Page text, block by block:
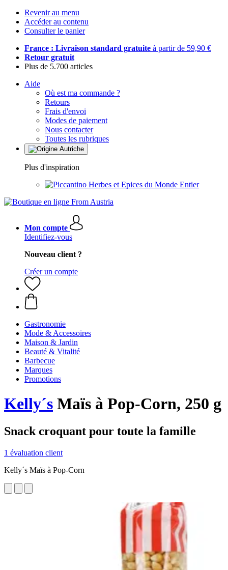
Revenir au menu
Accéder au contenu
Consulter le panier
France : Livraison standard gratuite à partir de 59,90 €
Retour gratuit
Plus de 5.700 articles
Aide
Où est ma commande ?
Retours
Frais d'envoi
Modes de paiement
Nous contacter
Toutes les rubriques
Plus d'inspiration
Herbes et Epices du Monde Entier
Mon compte
Identifiez-vous
Nouveau client ?
Créer un compte
Gastronomie
Mode & Accessoires
Maison & Jardin
Beauté & Vitalité
Barbecue
Marques
Promotions
Kelly´s Maïs à Pop-Corn, 250 g
Snack croquant pour toute la famille
1 évaluation client
Kelly´s Maïs à Pop-Corn